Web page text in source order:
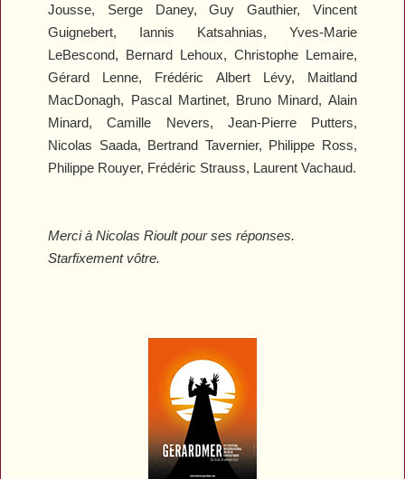
Jousse, Serge Daney, Guy Gauthier, Vincent
Guignebert, Iannis Katsahnias, Yves-Marie
LeBescond, Bernard Lehoux, Christophe Lemaire,
Gérard Lenne, Frédéric Albert Lévy, Maitland
MacDonagh, Pascal Martinet, Bruno Minard, Alain
Minard, Camille Nevers, Jean-Pierre Putters,
Nicolas Saada, Bertrand Tavernier, Philippe Ross,
Philippe Rouyer, Frédéric Strauss, Laurent Vachaud.
Merci à Nicolas Rioult pour ses réponses.
Starfixement vôtre.